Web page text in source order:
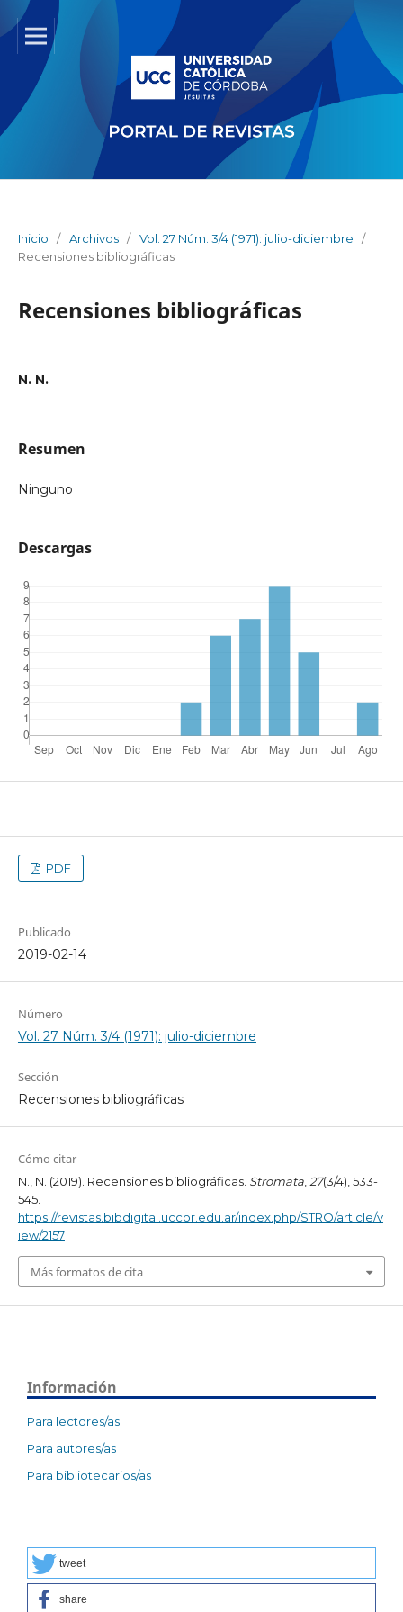
Inicio / Archivos / Vol. 27 Núm. 3/4 (1971): julio-diciembre
/
Recensiones bibliográficas
Recensiones bibliográficas
N. N.
Resumen
Ninguno
Descargas
PDF
Publicado
2019-02-14
Número
Vol. 27 Núm. 3/4 (1971): julio-diciembre
Sección
Recensiones bibliográficas
Cómo citar
N., N. (2019). Recensiones bibliográficas. Stromata,27(3/4), 533-
545.
https://revistas.bibdigital.uccor.edu.ar/index.php/STRO/article/v
iew/2157
Más formatos de cita
Información
Para lectores/as
Para autores/as
Para bibliotecarios/as
tweet
share